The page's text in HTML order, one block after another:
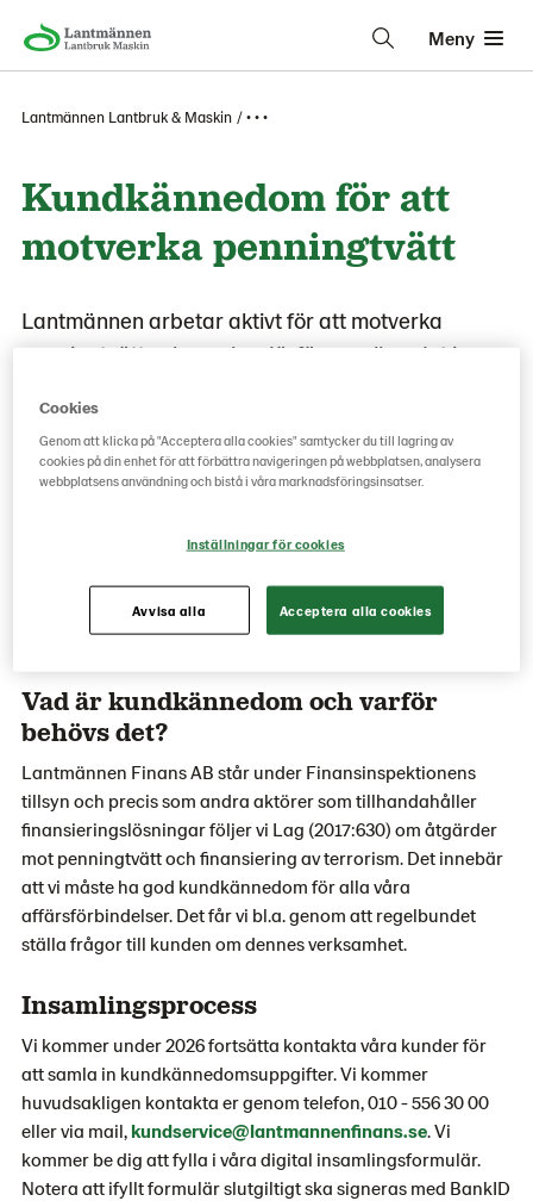
Meny
Lantmännen Lantbruk & Maskin • • •
Kundkännedom för att
motverka penningtvätt
Lantmännen arbetar aktivt för att motverka
penningtvätt och samlar därför regelbundet in
Information om kundkännedom
Att motverka penningtvätt är viktigt för Lantmännen och en
din verksamhet, dvs information om hur ditt företags
transaktioner normalt sker. Genom att känna våra kunder
blir det lättare för oss att identifiera avvikande transaktioner
som kan ha sin grund i brottslighet.
Vad är kundkännedom och varför
behövs det?
Lantmännen Finans AB står under Finansinspektionens
tillsyn och precis som andra aktörer som tillhandahåller
finansieringslösningar följer vi Lag (2017:630) om åtgärder
mot penningtvätt och finansiering av terrorism. Det innebär
att vi måste ha god kundkännedom för alla våra
affärsförbindelser. Det får vi bl.a. genom att regelbundet
ställa frågor till kunden om dennes verksamhet.
Insamlingsprocess
Vi kommer under 2026 fortsätta kontakta våra kunder för
att samla in kundkännedomsuppgifter. Vi kommer
huvudsakligen kontakta er genom telefon, 010 - 556 30 00
eller via mail, kundservice@lantmannenfinans.se. Vi
kommer be dig att fylla i våra digital insamlingsformulär.
Notera att ifyllt formulär slutgiltigt ska signeras med BankID
Cookies
Genom att klicka på "Acceptera alla cookies" samtycker du till lagring av
cookies på din enhet för att förbättra navigeringen på webbplatsen, analysera
webbplatsens användning och bistå i våra marknadsföringsinsatser.
Inställningar för cookies
Avvisa alla Acceptera alla cookies